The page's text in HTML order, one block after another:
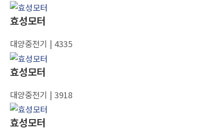
효성모터
대양중전기 | 4335
효성모터
대양중전기 | 3918
효성모터